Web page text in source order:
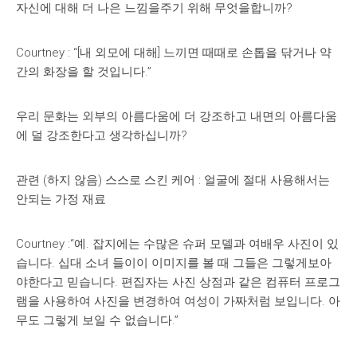
자신에 대해 더 나은 느낌을주기 위해 무엇을합니까?
Courtney : “[내 외모에 대해] 느끼면 때때로 손톱을 닦거나 약
간의 화장을 할 것입니다.”
우리 문화는 외부의 아름다움에 더 강조하고 내면의 아름다움
에 덜 강조한다고 생각하십니까?
관련 (하지 않음) 스스로 스킨 케어 : 얼굴에 절대 사용해서는
안되는 가정 재료
Courtney :“예. 잡지에는 수많은 슈퍼 모델과 여배우 사진이 있
습니다. 십대 소녀 들이이 이미지를 볼 때 그들은 그렇게보아
야한다고 믿습니다. 편집자는 사진 상점과 같은 컴퓨터 프로그
램을 사용하여 사진을 변경하여 여성이 가짜처럼 보입니다. 아
무도 그렇게 보일 수 없습니다.”